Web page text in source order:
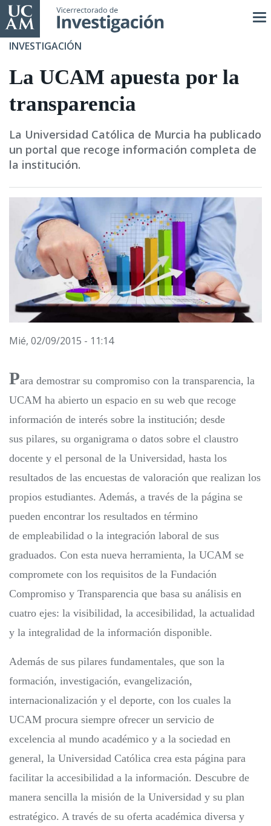
Pasar
al
contenido
INVESTIGACIÓN
La UCAM apuesta por la
transparencia
La Universidad Católica de Murcia ha publicado
un portal que recoge información completa de
la institución.
Mié, 02/09/2015 - 11:14
Para demostrar su compromiso con la transparencia, la
UCAM ha abierto un espacio en su web que recoge
información de interés sobre la institución; desde
sus pilares, su organigrama o datos sobre el claustro
docente y el personal de la Universidad, hasta los
resultados de las encuestas de valoración que realizan los
propios estudiantes. Además, a través de la página se
pueden encontrar los resultados en término
de empleabilidad o la integración laboral de sus
graduados. Con esta nueva herramienta, la UCAM se
compromete con los requisitos de la Fundación
Compromiso y Transparencia que basa su análisis en
cuatro ejes: la visibilidad, la accesibilidad, la actualidad
y la integralidad de la información disponible.
Además de sus pilares fundamentales, que son la
formación, investigación, evangelización,
internacionalización y el deporte, con los cuales la
UCAM procura siempre ofrecer un servicio de
excelencia al mundo académico y a la sociedad en
general, la Universidad Católica crea esta página para
facilitar la accesibilidad a la información. Descubre de
manera sencilla la misión de la Universidad y su plan
estratégico. A través de su oferta académica diversa y